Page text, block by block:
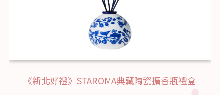
《新北好禮》STAROMA典藏陶瓷擴香瓶禮盒